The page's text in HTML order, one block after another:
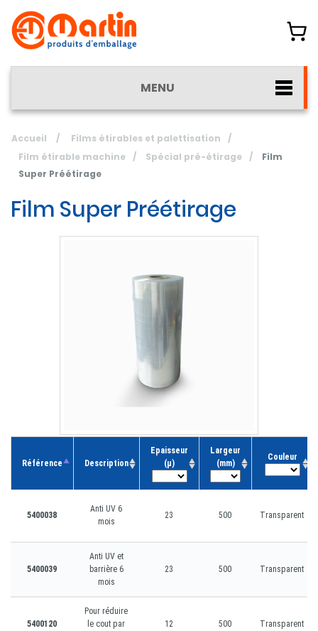
MENU
Accueil / Films étirables et palettisation
/
Film étirable machine
/ Spécial pré-étirage /
Film
Super Préétirage
Film Super Préétirage
Référence Description
Epaisseur
(µ)
Largeur
(mm)
Couleur
5400038
Anti UV 6
mois
23 500 Transparent
5400039
Anti UV et
barrière 6
mois
23 500 Transparent
5400120
Pour réduire
le cout par
12 500 Transparent